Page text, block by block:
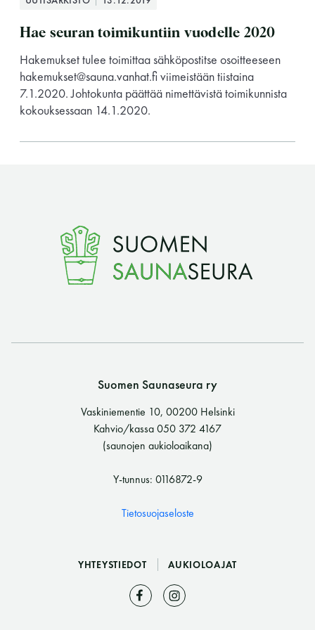
Hae seuran toimikuntiin vuodelle 2020
Hakemukset tulee toimittaa sähköpostitse osoitteeseen
hakemukset@sauna.vanhat.fi viimeistään tiistaina
7.1.2020. Johtokunta päättää nimettävistä toimikunnista
kokouksessaan 14.1.2020.
Suomen Saunaseura ry
Vaskiniementie 10, 00200 Helsinki
Kahvio/kassa 050 372 4167
(saunojen aukioloaikana)
Y-tunnus: 0116872-9
Tietosuojaseloste
YHTEYSTIEDOT AUKIOLOAJAT